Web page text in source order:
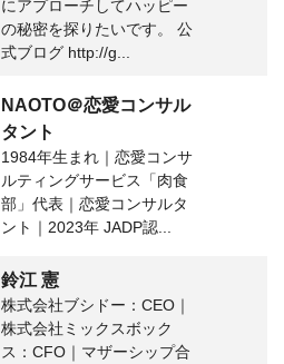
にアプローチしてハッピー
の秘密を探りたいです。 公
式ブログ http://g...
NAOTO＠恋愛コンサル
タント
1984年生まれ｜恋愛コンサ
ルティングサービス「肉食
部」代表｜恋愛コンサルタ
ント｜2023年 JADP認...
鈴江 憲
株式会社ブシドー：CEO｜
株式会社ミックスボック
ス：CFO｜マザーシップ合